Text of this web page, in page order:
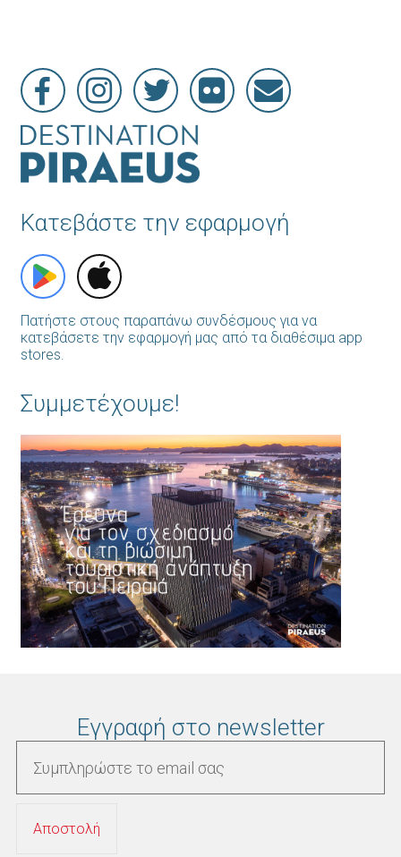
Κατεβάστε την εφαρμογή
Πατήστε στους παραπάνω συνδέσμους για να
κατεβάσετε την εφαρμογή μας από τα διαθέσιμα app
stores.
Συμμετέχουμε!
Εγγραφή στο newsletter